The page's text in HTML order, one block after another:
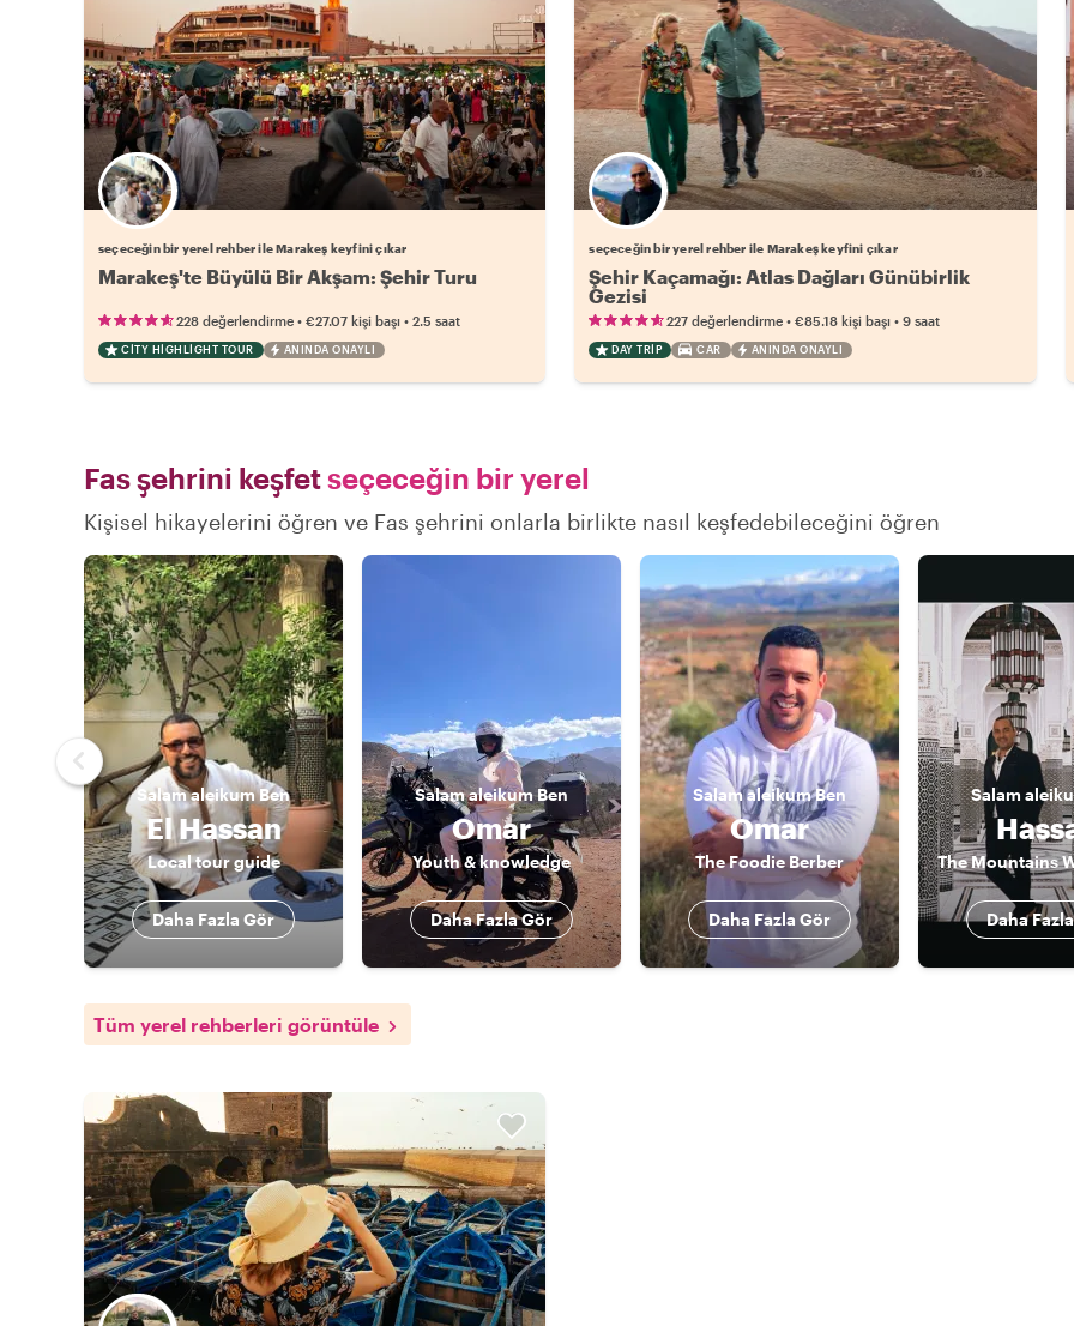
Favori yerel rehberini seç
seçeceğin bir yerel rehber ile Marakeş keyfini çıkar
Marakeş'te Büyülü Bir Akşam: Şehir Turu
228 değerlendirme • €27.07 kişi başı • 2.5 saat
CITY HIGHLIGHT TOUR ANINDA ONAYLI
Favori yerel rehberini seç
seçeceğin bir yerel rehber ile Marakeş keyfini çıkar
Şehir Kaçamağı: Atlas Dağları Günübirlik
Gezisi
227 değerlendirme •€85.18 kişi başı •9 saat
DAY TRIP CAR ANINDA ONAYLI
Fas şehrini keşfetseçeceğin bir yerel
Kişisel hikayelerini öğren ve Fas şehrini onlarla birlikte nasıl keşfedebileceğini öğren
Salam aleikumBen
El Hassan
Local tour guide
Daha Fazla Gör
Salam aleikumBen
Omar
Youth & knowledge
Daha Fazla Gör
Salam aleikumBen
Omar
The Foodie Berber
Daha Fazla Gör
Salam
Daha
Tüm yerel rehberleri görüntüle